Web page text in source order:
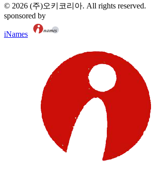
© 2026 (주)오키코리아. All rights reserved.
sponsored by
iNames